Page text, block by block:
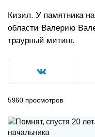
Кизил. У памятника
области Валерию
траурный митинг.
5960 просмотров